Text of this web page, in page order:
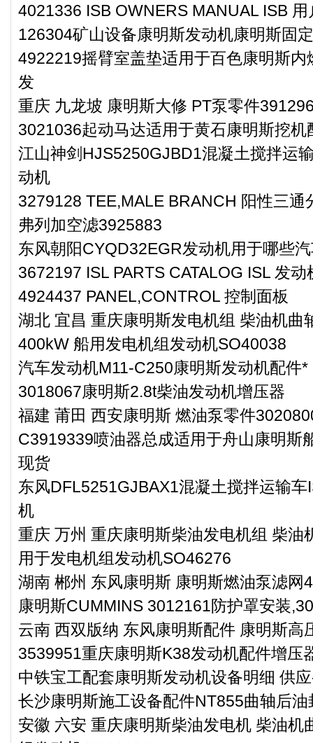
4021336 ISB OWNERS MANUAL ISB 用
126304矿山设备康明斯发动机康明斯固
4922219摇臂室盖垫适用于百色康明斯内
发
重庆 九龙坡 康明斯大修 PT泵零件
3021036起动马达适用于黄石康明斯挖
江山神剑HJS5250GJBD1混凝土搅拌运
动机
3279128 TEE,MALE BRANCH 阳性三通
弗列加空滤3925883
东风朝阳CYQD32EGR发动机用于哪些
3672197 ISL PARTS CATALOG ISL 发
4924437 PANEL,CONTROL 控制面板
湖北 宜昌 重庆康明斯发电机组 柴油机曲
400kW 船用发电机组发动机SO40038
汽车发动机M11-C250康明斯发动机配件*
3018067康明斯2.8t柴油发动机增压器
福建 莆田 西安康明斯 燃油泵零件
C3919339喷油器总成适用于舟山康明斯
现货
东风DFL5251GJBAX1混凝土搅拌运输
机
重庆 万州 重庆康明斯柴油发电机组 柴油
用于发电机组发动机SO46276
湖南 郴州 东风康明斯 康明斯燃油泵滤网
康明斯CUMMINS 3012161防护罩安装
云南 西双版纳 东风康明斯配件 康明斯高
3539951重庆康明斯K38发动机配件增压
中铁宝工配套康明斯发动机设备明细 供
长沙康明斯施工设备配件NT855曲轴后
安徽 六安 重庆康明斯柴油发电机 柴油机